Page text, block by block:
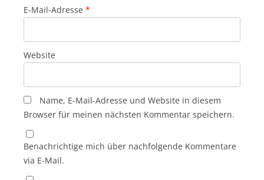
E-Mail-Adresse *
Website
Name, E-Mail-Adresse und Website in diesem
Browser für meinen nächsten Kommentar speichern.
Benachrichtige mich über nachfolgende Kommentare
via E-Mail.